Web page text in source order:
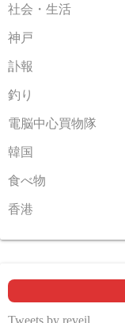
社会・生活
神戸
訃報
釣り
電脳中心買物隊
韓国
食べ物
香港